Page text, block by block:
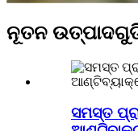
ନୂତନ
ସମସ୍ତ